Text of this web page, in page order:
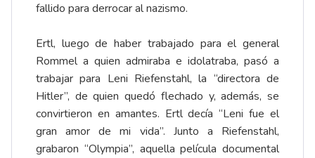
fallido para derrocar al nazismo.
Ertl, luego de haber trabajado para el general
Rommel a quien admiraba e idolatraba, pasó a
trabajar para Leni Riefenstahl, la “directora de
Hitler”, de quien quedó flechado y, además, se
convirtieron en amantes. Ertl decía “Leni fue el
gran amor de mi vida”. Junto a Riefenstahl,
grabaron “Olympia”, aquella película documental